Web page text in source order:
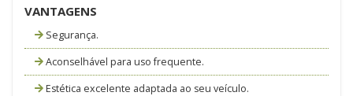
VANTAGENS
Segurança.
Aconselhável para uso frequente.
Estética excelente adaptada ao seu veículo.